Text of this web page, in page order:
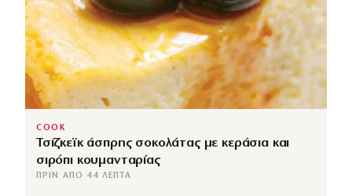
COOK
Τσίζκεϊκ άσπρης σοκολάτας με κεράσια και
σιρόπι κουμανταρίας
ΠΡΙΝ ΑΠΌ 44 ΛΕΠΤΆ